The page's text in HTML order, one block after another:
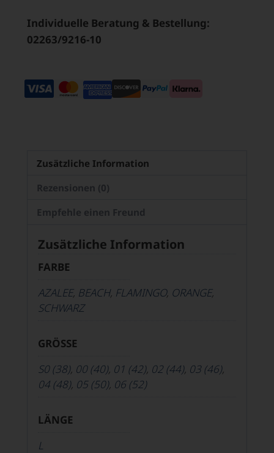
Individuelle Beratung & Bestellung:
02263/9216-10
Zusätzliche Information
Rezensionen (0)
Empfehle einen Freund
Zusätzliche Information
FARBE
AZALEE, BEACH, FLAMINGO, ORANGE,
SCHWARZ
GRÖSSE
S0 (38), 00 (40), 01 (42), 02 (44), 03 (46),
04 (48), 05 (50), 06 (52)
LÄNGE
L